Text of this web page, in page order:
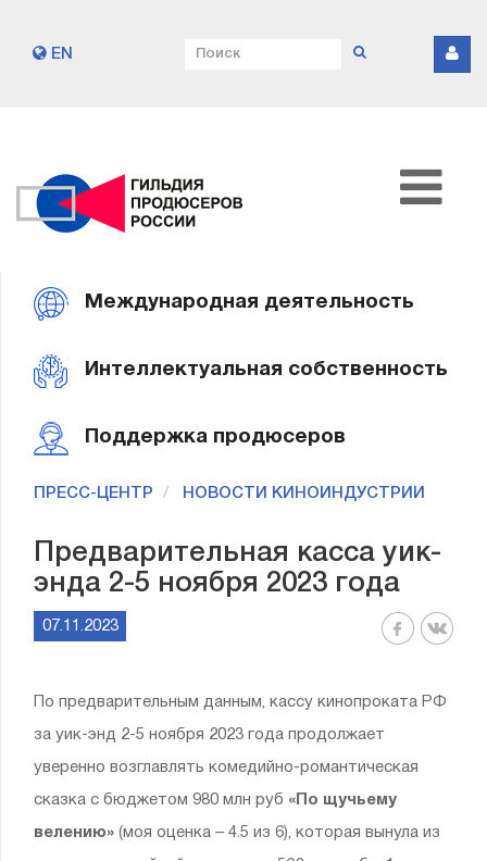
EN
Международная деятельность
Интеллектуальная собственность
Поддержка продюсеров
ПРЕСС-ЦЕНТР НОВОСТИ КИНОИНДУСТРИИ
Предварительная касса уик-
энда 2-5 ноября 2023 года
07.11.2023
По предварительным данным, кассу кинопроката РФ
за уик-энд 2-5 ноября 2023 года продолжает
уверенно возглавлять комедийно-романтическая
сказка с бюджетом 980 млн руб «По щучьему
велению» (моя оценка – 4.5 из 6), которая вынула из